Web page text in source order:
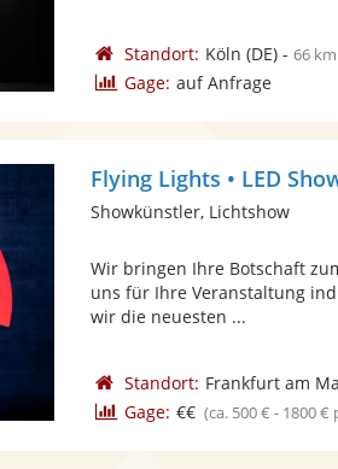
Standort: Köln (DE)- 66
Gage: auf Anfrage
Flying Lights • LED
Showkünstler, Lichtshow
Wir bringen Ihre Botschaft
uns für Ihre Veranstaltung
wir die neuesten ...
Standort: Frankfurt am
Gage: €€ (ca. 500 € - 1800